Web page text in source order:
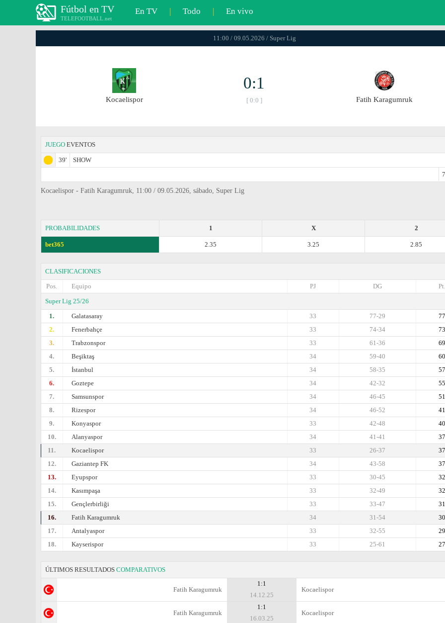
Fútbol en TV
TELEFOOTBALL.net
En TV | Todo | En vivo
11:00 / 09.05.2026 / Super Lig
Kocaelispor
0:1
[ 0:0 ] Fatih Karagumruk
JUEGO EVENTOS
39'
SHOW
Kocaelispor - Fatih Karagumruk, 11:00 / 09.05.2026, sábado, Super Lig
PROBABILIDADES 2
X
1
bet365 2.85
3.25
2.35
CLASIFICACIONES
Pos.
Equipo Pt.
DG
PJ
Super Lig 25/26
1.
Galatasaray 77
77-29
33
2.
Fenerbahçe 73
74-34
33
3.
Trabzonspor 69
61-36
33
4.
Beşiktaş 60
59-40
34
5.
İstanbul 57
58-35
34
6.
Goztepe 55
42-32
34
7.
Samsunspor 51
46-45
34
8.
Rizespor 41
46-52
34
9.
Konyaspor 40
42-48
33
10.
Alanyaspor 37
41-41
34
11.
Kocaelispor 37
26-37
33
12.
Gaziantep FK 37
43-58
34
13.
Eyupspor 32
30-45
33
14.
Kasımpaşa 32
32-49
33
15.
Gençlerbirliği 31
33-47
33
16.
Fatih Karagumruk 30
31-54
34
17.
Antalyaspor 29
32-55
33
18.
Kayserispor 27
25-61
33
ÚLTIMOS RESULTADOS COMPARATIVOS
Fatih Karagumruk
1:1
14.12.25
Kocaelispor
Fatih Karagumruk
1:1
16.03.25
Kocaelispor